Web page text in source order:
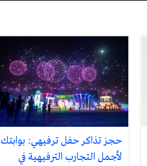
حجز تذاكر حفل ترفيهي: بوابتك
لأجمل التجارب الترفيهية في